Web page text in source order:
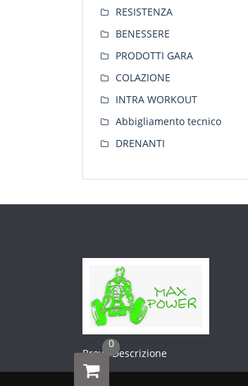
RESISTENZA
BENESSERE
PRODOTTI GARA
COLAZIONE
INTRA WORKOUT
Abbigliamento tecnico
DRENANTI
Breve Descrizione
0